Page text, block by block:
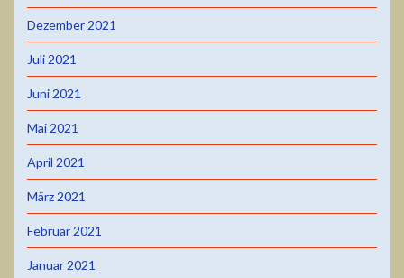
Dezember 2021
Juli 2021
Juni 2021
Mai 2021
April 2021
März 2021
Februar 2021
Januar 2021